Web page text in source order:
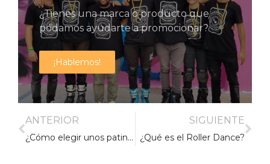
¿Tienes una marca o producto que
podamos ayudarte a promocionar?
¡Hablemos!
SPONSORS
ANTERIOR
¿Cómo elegir unos patines para niños?
SIGUIENTE
¿Qué es el Roller Dance?